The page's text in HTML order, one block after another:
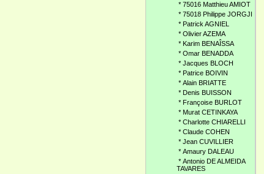
* 75016 Matthieu AMIOT
* 75018 Philippe JORGJI
* Patrick AGNIEL
* Olivier AZEMA
* Karim BENAÎSSA
* Omar BENADDA
* Jacques BLOCH
* Patrice BOIVIN
* Alain BRIATTE
* Denis BUISSON
* Françoise BURLOT
* Murat CETINKAYA
* Charlotte CHIARELLI
* Claude COHEN
* Jean CUVILLIER
* Amaury DALEAU
* Antonio DE ALMEIDA
TAVARES